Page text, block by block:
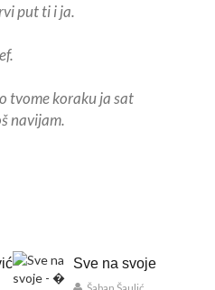
put ti i ja.
tvome koraku ja sat
navijam.
Sve na svoje